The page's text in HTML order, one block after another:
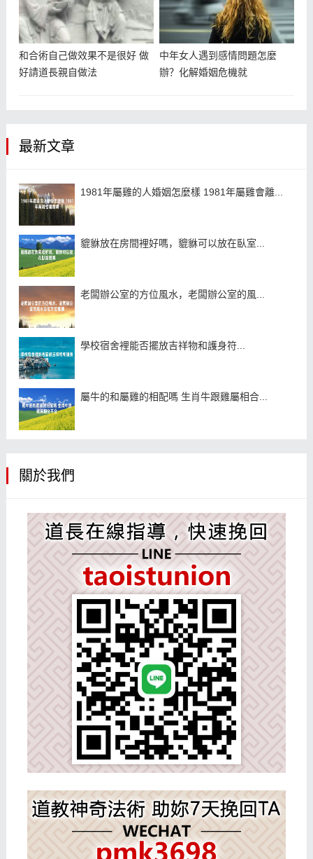
和合術自己做效果不是很好 做
好請道長親自做法
中年女人遇到感情問題怎麼
辦？化解婚姻危機就
最新文章
1981年屬雞的人婚姻怎麼樣 1981年屬雞會離...
貔貅放在房間裡好嗎，貔貅可以放在臥室...
老闆辦公室的方位風水，老闆辦公室的風...
學校宿舍裡能否擺放吉祥物和護身符...
屬牛的和屬雞的相配嗎 生肖牛跟雞屬相合...
關於我們